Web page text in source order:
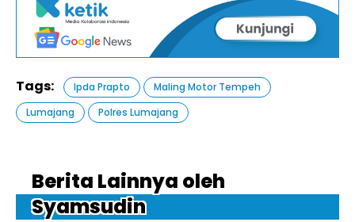
Tags: Ipda Prapto
Maling Motor Tempeh
Lumajang
Polres Lumajang
Berita Lainnya oleh
Syamsudin